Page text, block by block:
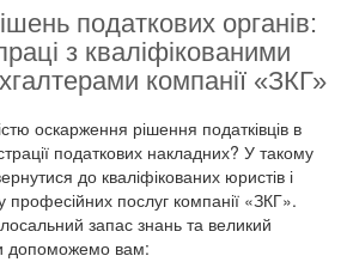
податкових органів:
з кваліфікованими
компанії «ЗКГ»
оскарження рішення податківців в
податкових накладних? У такому
до кваліфікованих юристів і
професійних послуг компанії «ЗКГ».
запас знань та великий
допоможемо вам: